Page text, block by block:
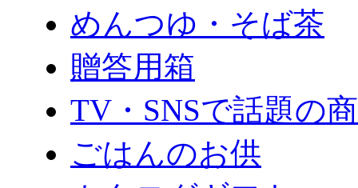
めんつゆ・そば茶
贈答用箱
TV・SNSで話題の
ごはんのお供